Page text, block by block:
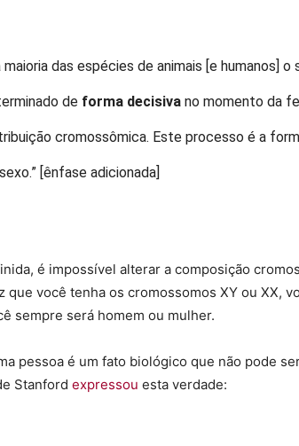
maioria das espécies de animais [e humanos]
de forma decisivano momento da
cromossômica. Este processo é a
[ênfase adicionada]
é impossível alterar a composição
que você tenha os cromossomos XY ou XX,
sempre será homem ou mulher.
pessoa é um fato biológico que não pode
Stanford expressou esta verdade: